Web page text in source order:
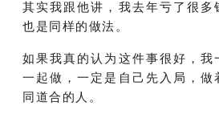
其实我跟他讲，我去年亏了很多
也是同样的做法。
如果我真的认为这件事很好，我
一起做，一定是自己先入局，做
同道合的人。